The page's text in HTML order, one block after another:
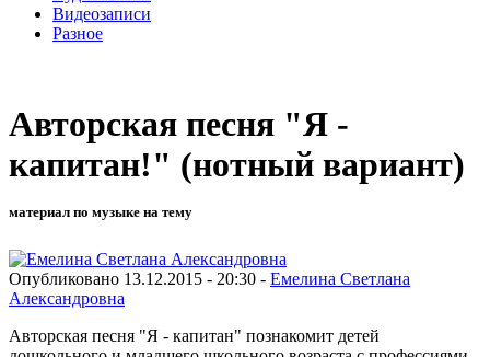
Видеозаписи
Разное
Авторская песня "Я -
капитан!" (нотный вариант)
материал по музыке на тему
Опубликовано 13.12.2015 - 20:30 - Емелина Светлана
Александровна
Авторская песня "Я - капитан" познакомит детей